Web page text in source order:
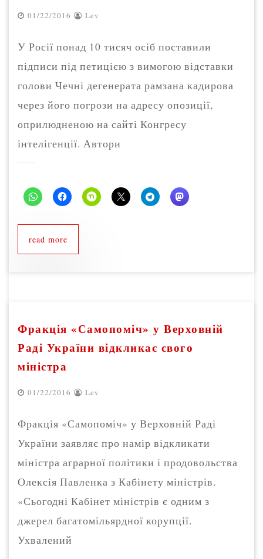
01/22/2016 Lev
У Росії понад 10 тисяч осіб поставили
підписи під петицією з вимогою відставки
голови Чечні дегенерата рамзана кадирова
через його погрози на адресу опозиції,
оприлюдненою на сайті Конгресу
інтелігенції. Автори
read more
Фракція «Самопоміч» у Верховній
Раді України відкликає свого
міністра
01/22/2016 Lev
Фракція «Самопоміч» у Верховній Раді
України заявляє про намір відкликати
міністра аграрної політики і продовольства
Олексія Павленка з Кабінету міністрів.
«Сьогодні Кабінет міністрів є одним з
джерел багатомільярдної корупції.
Ухвалений